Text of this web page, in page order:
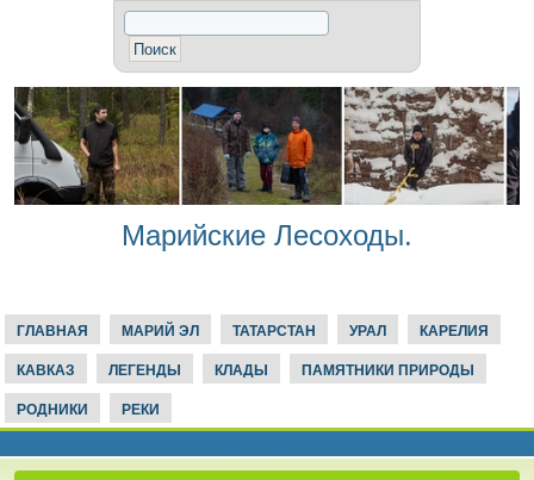
Марийские Лесоходы.
ГЛАВНАЯ МАРИЙ ЭЛ ТАТАРСТАН УРАЛ КАРЕЛИЯ
КАВКАЗ ЛЕГЕНДЫ КЛАДЫ ПАМЯТНИКИ ПРИРОДЫ
РОДНИКИ РЕКИ